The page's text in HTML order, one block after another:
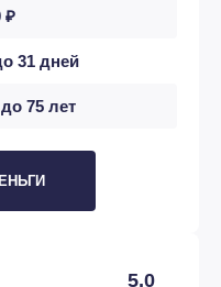
₽
31 дней
75 лет
5,0